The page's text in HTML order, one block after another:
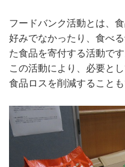
フードバンク活動とは、
好みでなかったり、食べ
た食品を寄付する活動です
この活動により、必要と
食品ロスを削減することも